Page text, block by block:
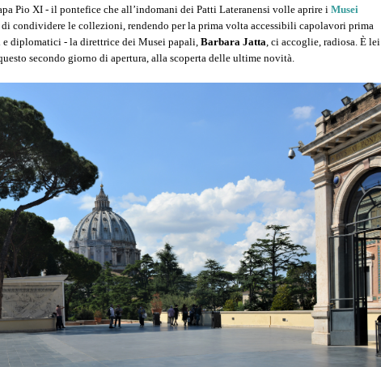
Pio XI - il pontefice che all’indomani dei Patti Lateranensi volle aprire i Musei
condividere le collezioni, rendendo per la prima volta accessibili capolavori prima
diplomatici - la direttrice dei Musei papali,Barbara Jatta, ci accoglie, radiosa. È lei
secondo giorno di apertura, alla scoperta delle ultime novità.